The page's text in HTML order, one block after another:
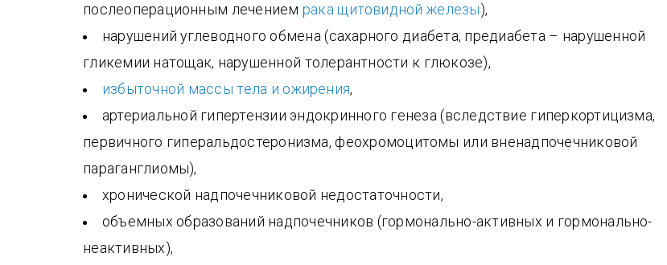
послеоперационным лечением рака щитовидной железы),
нарушений углеводного обмена (сахарного диабета, предиабета – нарушенной
гликемии натощак, нарушенной толерантности к глюкозе),
избыточной массы тела и ожирения,
артериальной гипертензии эндокринного генеза (вследствие гиперкортицизма,
первичного гиперальдостеронизма, феохромоцитомы или вненадпочечниковой
параганглиомы),
хронической надпочечниковой недостаточности,
объемных образований надпочечников (гормонально-активных и гормонально-
неактивных),